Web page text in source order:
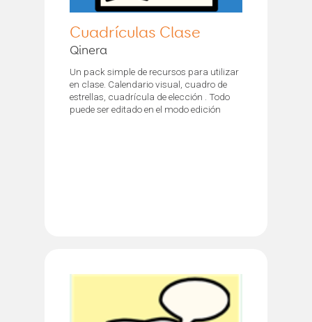
Cuadrículas Clase
Qinera
Un pack simple de recursos para utilizar
en clase. Calendario visual, cuadro de
estrellas, cuadrícula de elección . Todo
puede ser editado en el modo edición